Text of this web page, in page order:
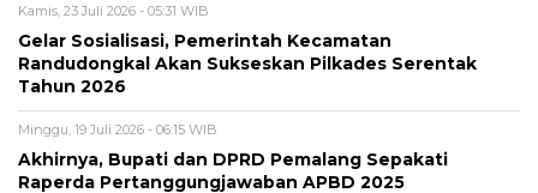
Kamis, 23 Juli 2026 - 05:31 WIB
Gelar Sosialisasi, Pemerintah Kecamatan
Randudongkal Akan Sukseskan Pilkades Serentak
Tahun 2026
Minggu, 19 Juli 2026 - 06:15 WIB
Akhirnya, Bupati dan DPRD Pemalang Sepakati
Raperda Pertanggungjawaban APBD 2025